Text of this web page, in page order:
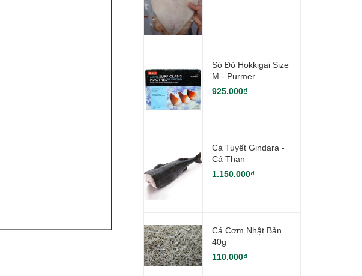
Sò Đỏ Hokkigai Size
M - Purmer
925.000₫
Cá Tuyết Gindara -
Cá Than
1.150.000₫
Cá Cơm Nhật Bản
40g
110.000₫